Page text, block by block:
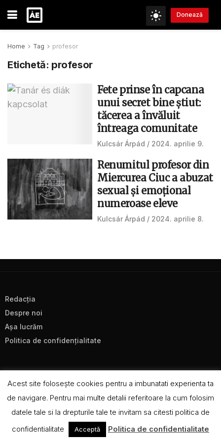
Donează
Home Tag profesor
Etichetă: profesor
Fete prinse în capcana
unui secret bine știut:
tăcerea a învăluit
întreaga comunitate
Kulcsár Árpád 2024. aprilie 9.
Renumitul profesor din
Miercurea Ciuc a abuzat
sexual și emoțional
numeroase eleve
Kulcsár Árpád 2024. aprilie 8.
Redacţia
Despre noi
Aşa lucrăm
Politica de confidenţialitate
Acest site foloseşte cookies pentru a imbunatati experienta ta
de navigare. Pentru mai multe detalii referitoare la cum folosim
datele tale si la drepturile tale te invitam sa citesti politica de
confidentialitate
Acceptă Politica de confidentialitate